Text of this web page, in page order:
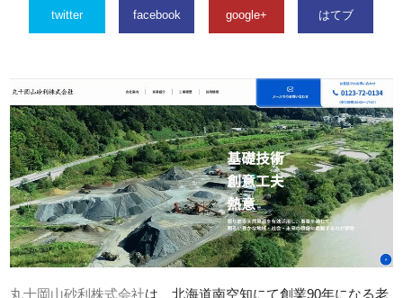
twitter facebook google+ はてブ
丸十岡山砂利株式会社は、北海道南空知にて創業90年になる老